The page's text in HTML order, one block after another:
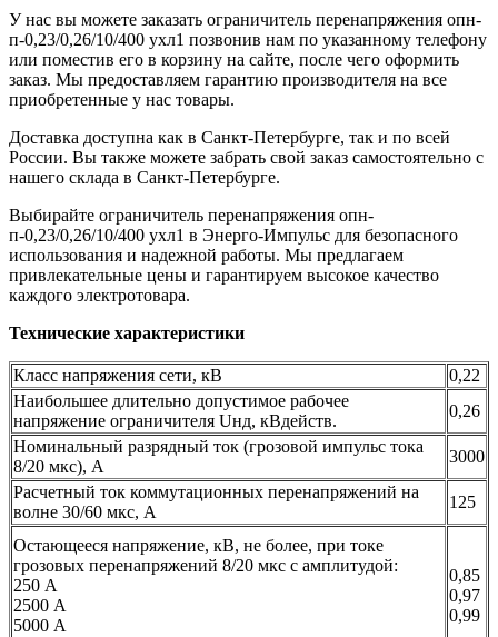
У нас вы можете заказать ограничитель перенапряжения опн-
п-0,23/0,26/10/400 ухл1 позвонив нам по указанному телефону
или поместив его в корзину на сайте, после чего оформить
заказ. Мы предоставляем гарантию производителя на все
приобретенные у нас товары.
Доставка доступна как в Санкт-Петербурге, так и по всей
России. Вы также можете забрать свой заказ самостоятельно с
нашего склада в Санкт-Петербурге.
Выбирайте ограничитель перенапряжения опн-
п-0,23/0,26/10/400 ухл1 в Энерго-Импульс для безопасного
использования и надежной работы. Мы предлагаем
привлекательные цены и гарантируем высокое качество
каждого электротовара.
Технические характеристики
Класс напряжения сети, кВ
0,22
Наибольшее длительно допустимое рабочее
напряжение ограничителя Uнд, кВдейств.
0,26
Номинальный разрядный ток (грозовой импульс тока
8/20 мкс), А
3000
Расчетный ток коммутационных перенапряжений на
волне 30/60 мкс, А
125
Остающееся напряжение, кВ, не более, при токе
грозовых перенапряжений 8/20 мкс с амплитудой:
250 А
2500 А
5000 А
0,85
0,97
0,99